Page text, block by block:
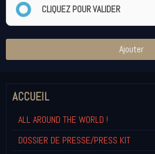
CLIQUEZ POUR VALIDER
Ajouter
ACCUEIL
ALL AROUND THE WORLD !
DOSSIER DE PRESSE/PRESS KIT